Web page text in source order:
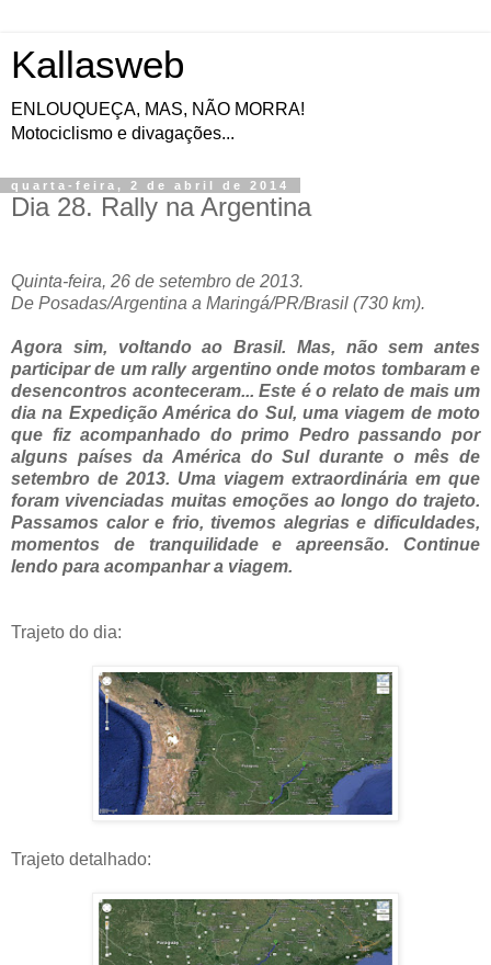
Kallasweb
ENLOUQUEÇA, MAS, NÃO MORRA!
Motociclismo e divagações...
quarta-feira, 2 de abril de 2014
Dia 28. Rally na Argentina
Quinta-feira, 26 de setembro de 2013.
De Posadas/Argentina a Maringá/PR/Brasil (730 km).
Agora sim, voltando ao Brasil. Mas, não sem antes
participar de um rally argentino onde motos tombaram e
desencontros aconteceram... Este é o relato de mais um
dia na Expedição América do Sul, uma viagem de moto
que fiz acompanhado do primo Pedro passando por
alguns países da América do Sul durante o mês de
setembro de 2013. Uma viagem extraordinária em que
foram vivenciadas muitas emoções ao longo do trajeto.
Passamos calor e frio, tivemos alegrias e dificuldades,
momentos de tranquilidade e apreensão. Continue
lendo para acompanhar a viagem.
Trajeto do dia:
Trajeto detalhado: